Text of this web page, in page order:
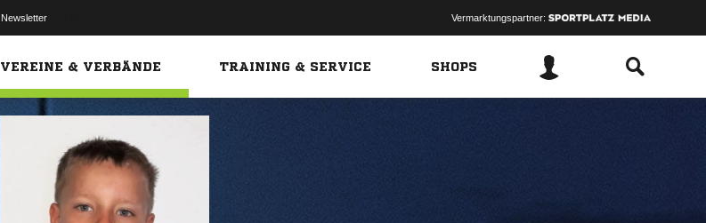
Newsletter Vermarktungspartner:
VEREINE & VERBÄNDE TRAINING & SERVICE SHOPS